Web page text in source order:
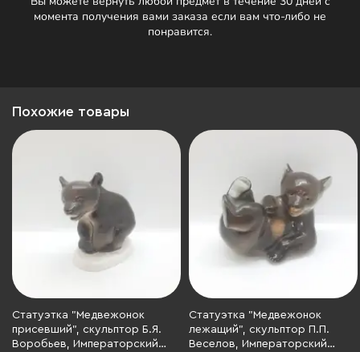
момента получения вами заказа если вам что-либо не
понравится.
Похожие товары
Статуэтка "Медвежонок
присевший", скульптор Б.Я.
Воробьев, Императорский
Статуэтка "Медвежонок
лежащий", скульптор П.П.
Веселов, Императорский